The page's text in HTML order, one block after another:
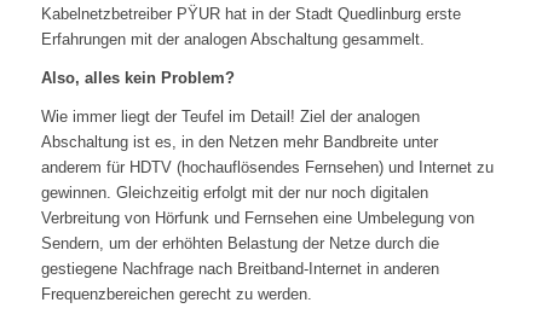
Kabelnetzbetreiber PŸUR hat in der Stadt Quedlinburg erste
Erfahrungen mit der analogen Abschaltung gesammelt.
Also, alles kein Problem?
Wie immer liegt der Teufel im Detail! Ziel der analogen
Abschaltung ist es, in den Netzen mehr Bandbreite unter
anderem für HDTV (hochauflösendes Fernsehen) und Internet zu
gewinnen. Gleichzeitig erfolgt mit der nur noch digitalen
Verbreitung von Hörfunk und Fernsehen eine Umbelegung von
Sendern, um der erhöhten Belastung der Netze durch die
gestiegene Nachfrage nach Breitband-Internet in anderen
Frequenzbereichen gerecht zu werden.